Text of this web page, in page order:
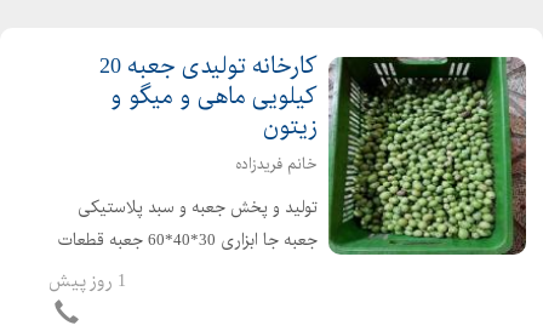
کارخانه تولیدی جعبه 20
کیلویی ماهی و میگو و
زیتون
خانم فریدزاده
تولید و پخش جعبه و سبد پلاستیکی
جعبه جا ابزاری 30*40*60 جعبه قطعات
30*40*60 سبد حمل قطعات / سبد
1 روز پیش